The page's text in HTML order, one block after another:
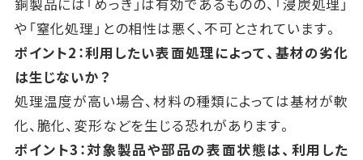
や「窒化処理」との相性は悪く、不可とされています。
ポイント2：利用したい表面処理によって、基材の劣化
は生じないか？
処理温度が高い場合、材料の種類によっては基材が軟
化、脆化、変形などを生じる恐れがあります。
ポイント3：対象製品や部品の表面状態は、利用した